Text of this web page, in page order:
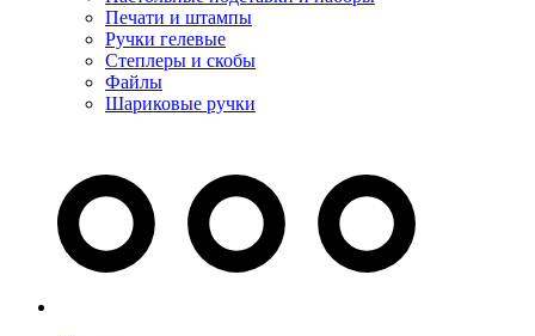
Печати и штампы
Ручки гелевые
Степлеры и скобы
Файлы
Шариковые ручки